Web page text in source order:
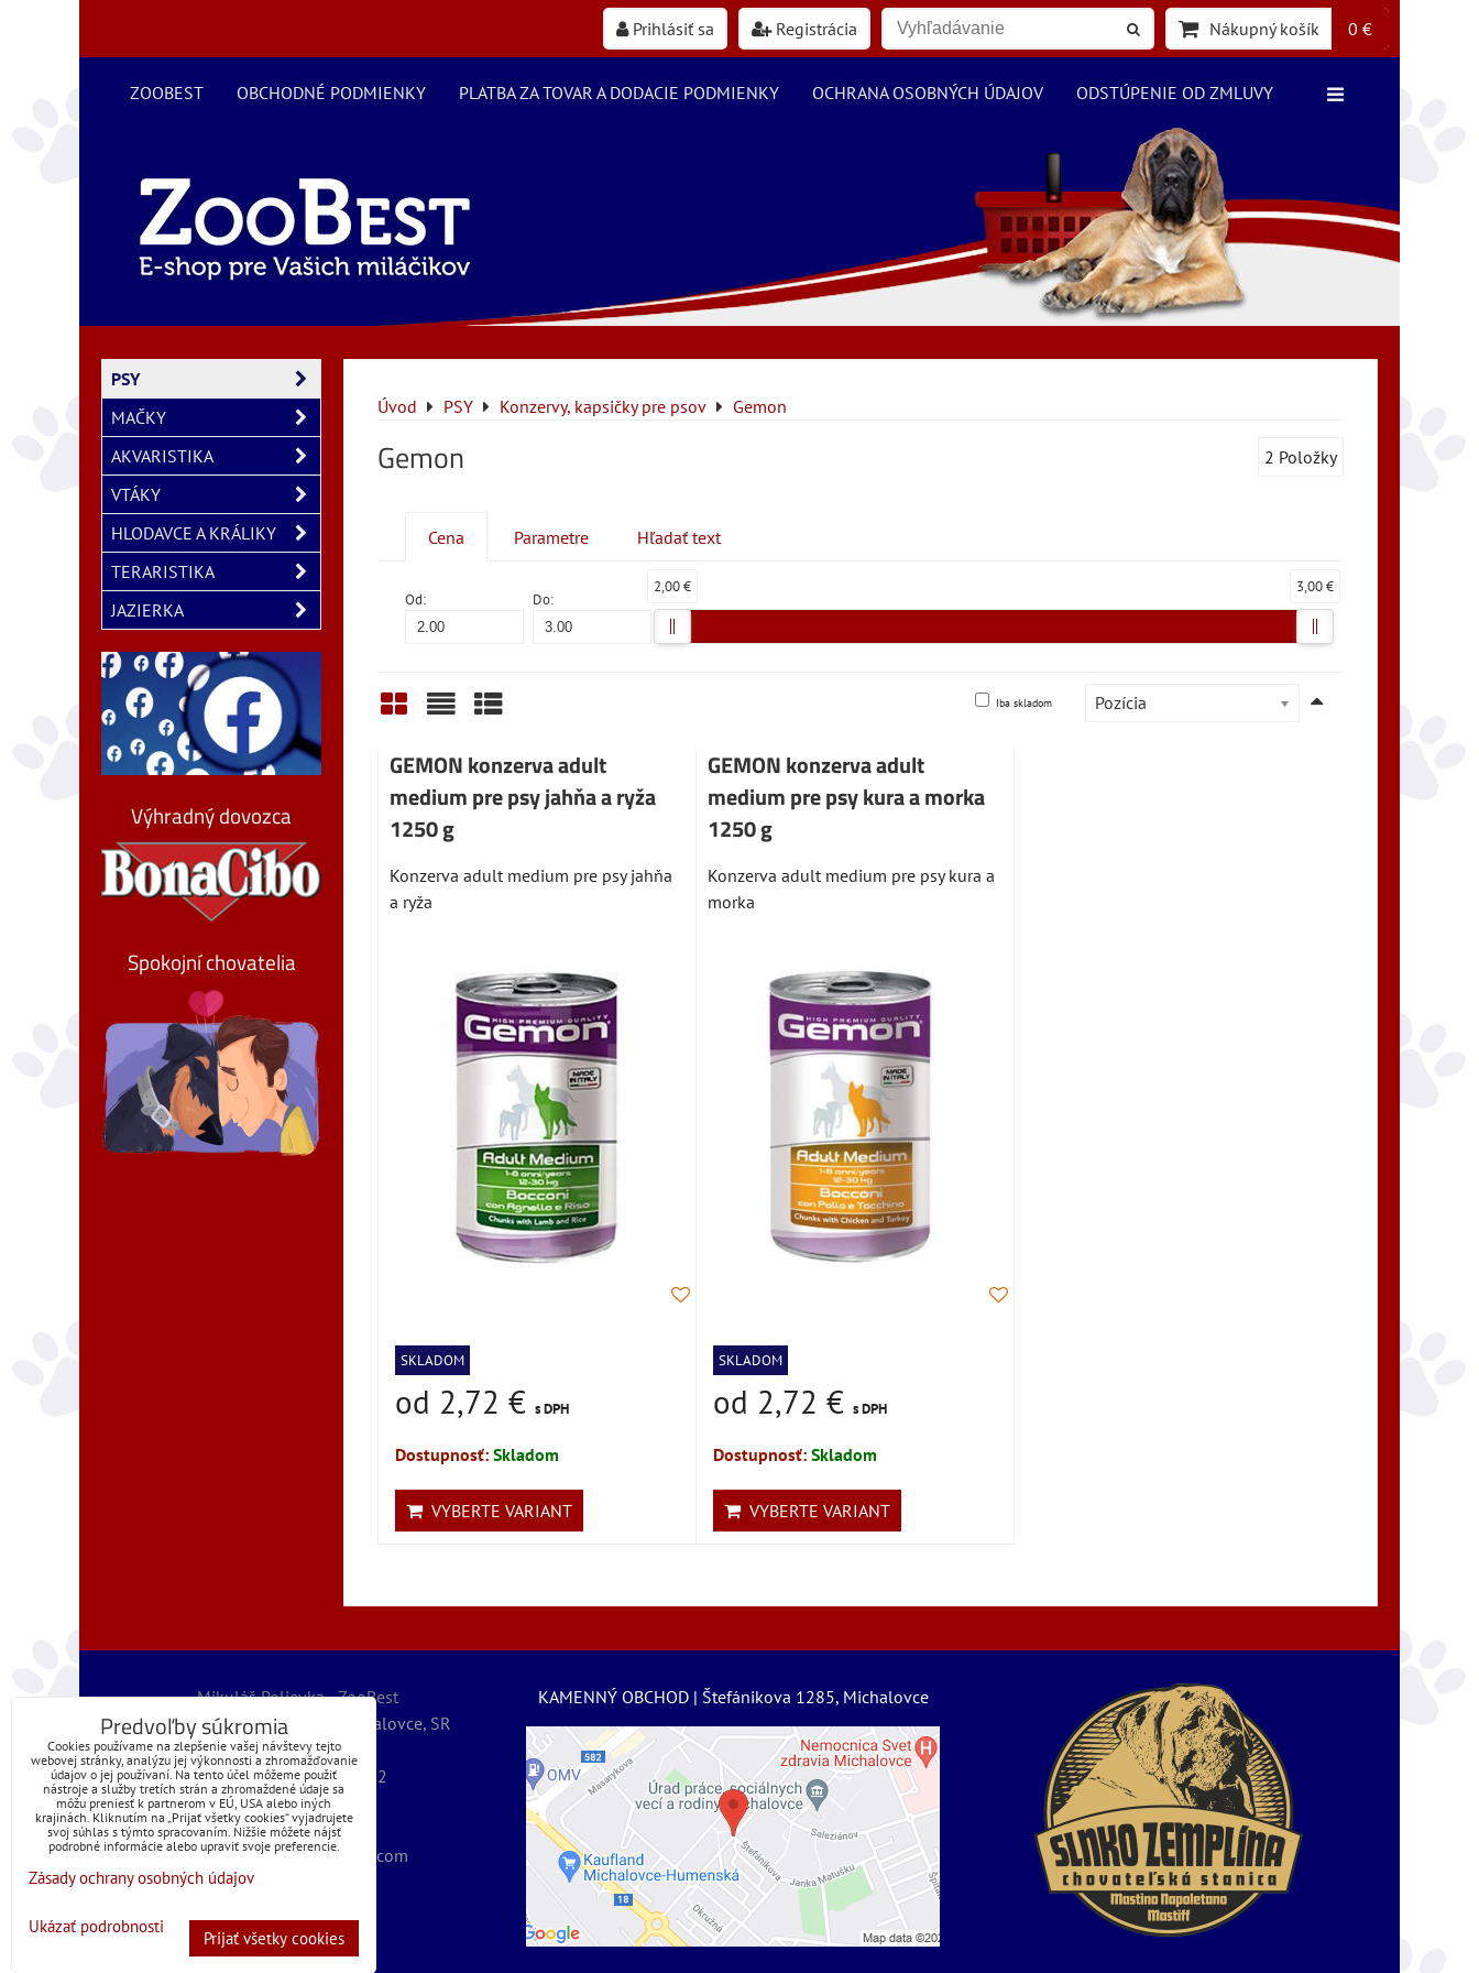
Prihlásiť sa Registrácia Nákupný košík 0 €
ZOOBEST OBCHODNÉ PODMIENKY PLATBA ZA TOVAR A DODACIE PODMIENKY OCHRANA OSOBNÝCH ÚDAJOV ODSTÚPENIE OD ZMLUVY
Úvod PSY Konzervy, kapsičky pre psov Gemon
Gemon 2 Položky
Cena Parametre Hľadať text
Od: Do:
2,00 € 3,00 €
Pozícia
Iba skladom
GEMON konzerva adult
medium pre psy jahňa a ryža
1250 g
Konzerva adult medium pre psy jahňa
a ryža
SKLADOM
od 2,72 € s DPH
Dostupnosť: Skladom
VYBERTE VARIANT
GEMON konzerva adult
medium pre psy kura a morka
1250 g
Konzerva adult medium pre psy kura a
morka
SKLADOM
od 2,72 € s DPH
Dostupnosť: Skladom
VYBERTE VARIANT
PSY
MAČKY
AKVARISTIKA
VTÁKY
HLODAVCE A KRÁLIKY
TERARISTIKA
JAZIERKA
Výhradný dovozca
Spokojní chovatelia
Mikuláš Polievka - ZooBest
Severná 5789/32, 07101 Michalovce, SR
IČO: 56067127
IČ DPH: SK1072399262
@obchod | zoobest
+421 (0)905 225 110
mikulaspolievka@gmail.com
KAMENNÝ OBCHOD | Štefánikova 1285, Michalovce
Predvoľby súkromia
Cookies používame na zlepšenie vašej návštevy tejto
webovej stránky, analýzu jej výkonnosti a zhromažďovanie
údajov o jej používaní. Na tento účel môžeme použiť
nástroje a služby tretích strán a zhromaždené údaje sa
môžu preniesť k partnerom v EÚ, USA alebo iných
krajinách. Kliknutím na „Prijať všetky cookies“ vyjadrujete
svoj súhlas s týmto spracovaním. Nižšie môžete nájsť
podrobné informácie alebo upraviť svoje preferencie.
Zásady ochrany osobných údajov
Ukázať podrobnosti
Prijať všetky cookies